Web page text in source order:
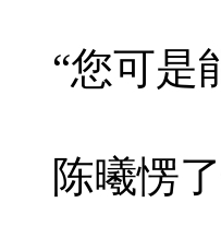
“您可是
陈曦愣了